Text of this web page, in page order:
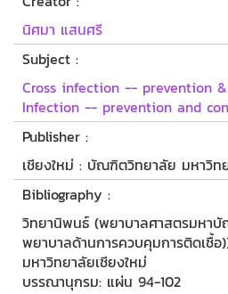
นิศมา แสนศรี
Subject :
Cross infection -- prevention
Infection -- prevention and
Publisher :
เชียงใหม่ : บัณฑิตวิทยาลัย มหาวิท
Bibliography :
วิทยานิพนธ์ (พยาบาลศาสตรมหาบั
พยาบาลด้านการควบคุมการติดเชื้อ
มหาวิทยาลัยเชียงใหม่
บรรณานุกรม: แผ่น 94-102